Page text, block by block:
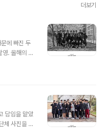
더보기
에 빠진 두
. 올해의 벚
담임을 맡았
체 사진을 찍